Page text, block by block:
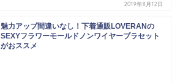
2019年8月12日
魅力アップ間違いなし！下着通販LOVERANの
SEXYフラワーモールドノンワイヤーブラセット
がおススメ